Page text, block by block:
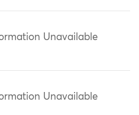
Unavailable
Unavailable